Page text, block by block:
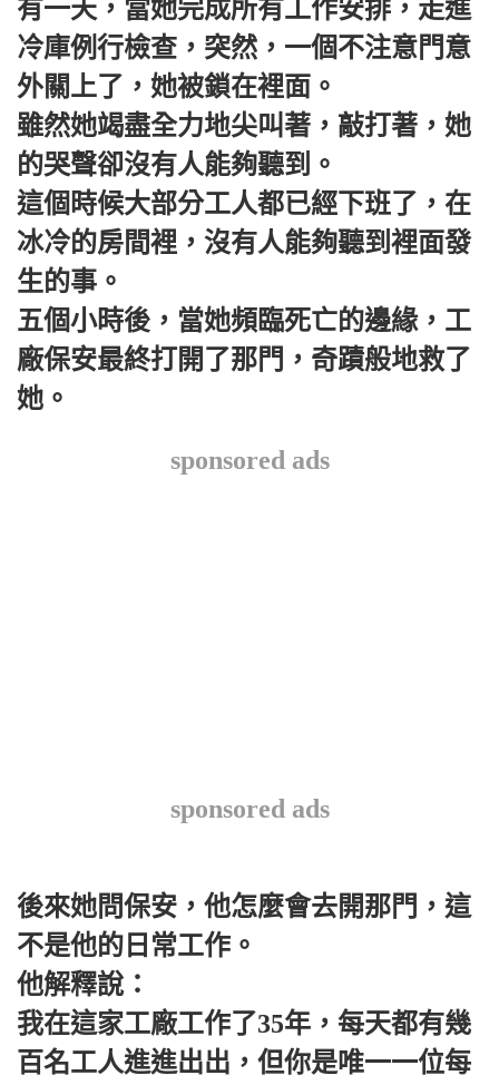
有一天，當她完成所有工作安排，走進
冷庫例行檢查，突然，一個不注意門意
外關上了，她被鎖在裡面。
雖然她竭盡全力地尖叫著，敲打著，她
的哭聲卻沒有人能夠聽到。
這個時候大部分工人都已經下班了，在
冰冷的房間裡，沒有人能夠聽到裡面發
生的事。
五個小時後，當她頻臨死亡的邊緣，工
廠保安最終打開了那門，奇蹟般地救了
她。
sponsored ads
sponsored ads
後來她問保安，他怎麼會去開那門，這
不是他的日常工作。
他解釋說：
我在這家工廠工作了35年，每天都有幾
百名工人進進出出，但你是唯一一位每